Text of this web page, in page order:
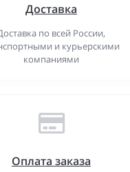
Доставка
по всей России,
и курьерскими
компаниями
Оплата заказа